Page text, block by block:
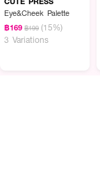
Eye&Cheek Palette
฿169 ฿199 (15%)
3 Variations